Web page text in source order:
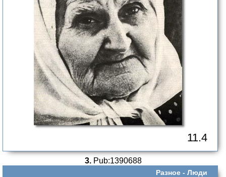
11.4
3.Pub:1390688
Разное - Люди